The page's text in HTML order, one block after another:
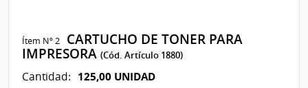
Ítem Nº 2
CARTUCHO DE TONER PARA
IMPRESORA(Cód. Artículo 1880)
Cantidad: 125,00 UNIDAD